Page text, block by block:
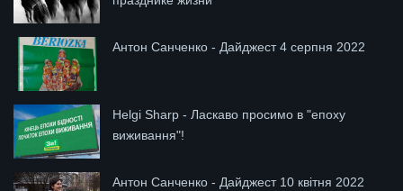
Антон Санченко - Дайджест 4 серпня 2022
Helgi Sharp - Ласкаво просимо в "епоху
виживання"!
Антон Санченко - Дайджест 10 квітня 2022